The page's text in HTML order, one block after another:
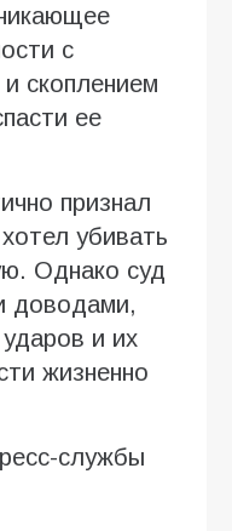
с
скоплением
ее
признал
убивать
Однако суд
доводами,
и их
жизненно
службы